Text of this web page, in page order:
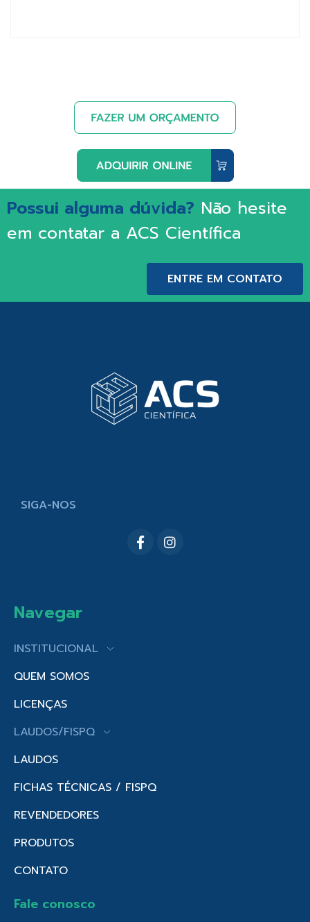
Possui alguma dúvida? Não hesite
em contatar a ACS Científica
ENTRE EM CONTATO
SIGA-NOS
Navegar
INSTITUCIONAL
QUEM SOMOS
LICENÇAS
LAUDOS/FISPQ
LAUDOS
FICHAS TÉCNICAS / FISPQ
REVENDEDORES
PRODUTOS
CONTATO
Fale conosco